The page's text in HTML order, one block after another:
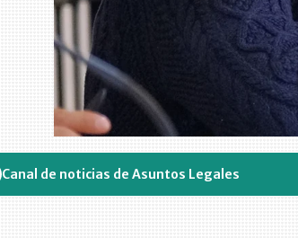
Canal de noticias de Asuntos Legales